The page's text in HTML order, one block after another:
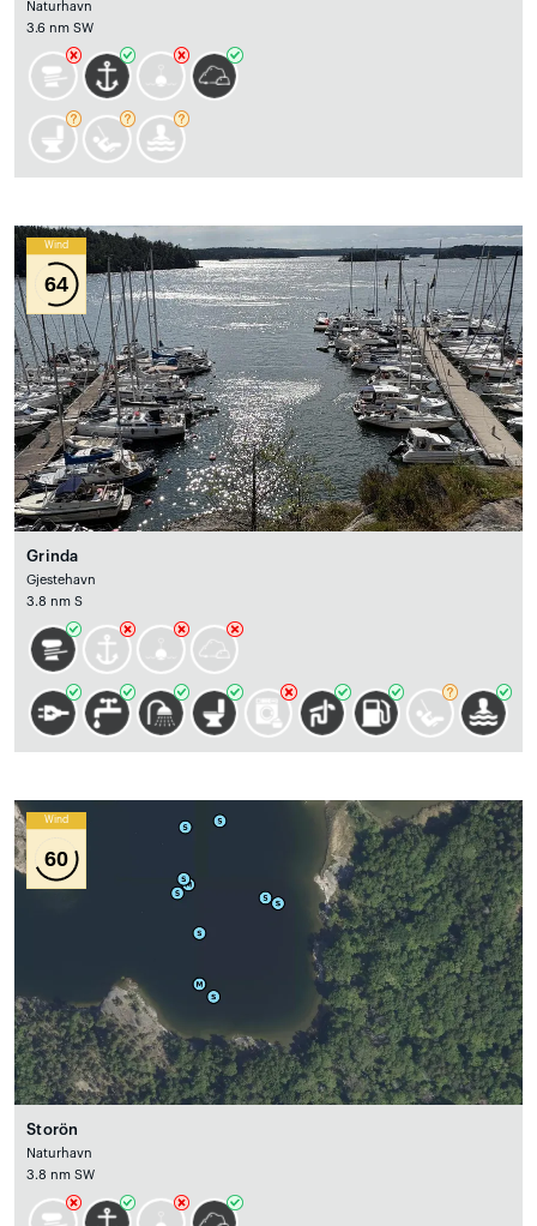
Naturhavn
3.6 nm SW
Wind
64
Grinda
Gjestehavn
3.8 nm S
Wind
60
Storön
Naturhavn
3.8 nm SW